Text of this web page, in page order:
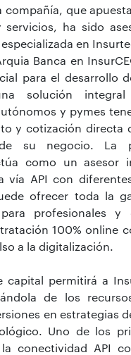
compañía, que
ha sido
especializada en
Banca en
para el desarrollo
solución
y pymes
y cotización directa
de su negocio. La
como un asesor
vía API con
ofrecer toda la
para profesionales y
100% online
a la digitalización.
capital permitirá a
de los
en estrategias
Uno de los
conectividad API